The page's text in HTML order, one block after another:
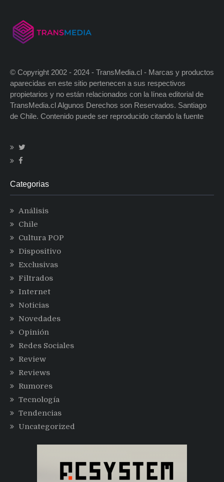
© Copyright 2002 - 2024 - TransMedia.cl - Marcas y productos
aparecidas en este sitio pertenecen a sus respectivos
propietarios y no están relacionados con la línea editorial de
TransMedia.cl Algunos Derechos son Reservados. Santiago
de Chile. Contenido puede ser reproducido citando la fuente
Categorias
Análisis
Chile
Cultura POP
Dispositivo
Exclusivas
Filtrados
Internet
Noticias
Novedades
Opinión
Redes Sociales
Review
Reviews
Rumores
Tecnología
Tendencias
Uncategorized